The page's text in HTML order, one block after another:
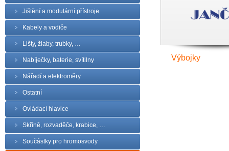
Jištění a modulární přístroje
Kabely a vodiče
Lišty, žlaby, trubky, …
Nabíječky, baterie, svítilny
Nářadí a elektroměry
Ostatní
Ovládací hlavice
Skříně, rozvaděče, krabice, …
Součástky pro hromosvody
Výbojky